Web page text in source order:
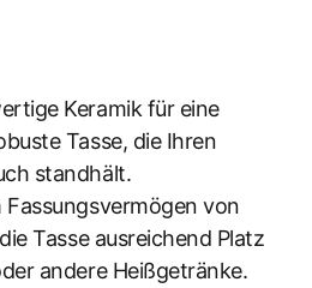
Keramik für eine
Tasse, die Ihren
standhält.
Fassungsvermögen von
Tasse ausreichend Platz
andere Heißgetränke.